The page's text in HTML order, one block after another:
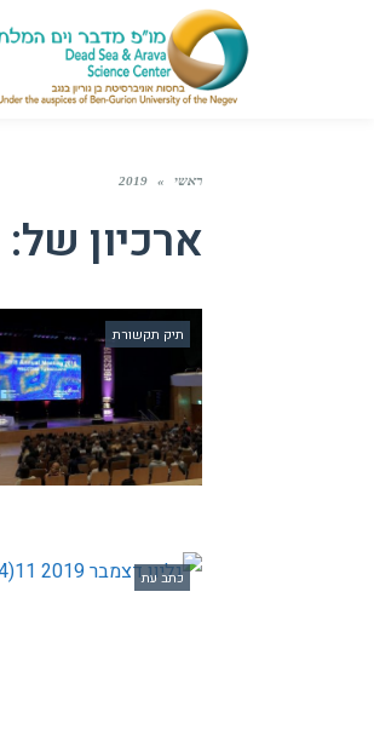
ראשי »
2019
ארכיון של:
תיק תקשורת
כתב עת